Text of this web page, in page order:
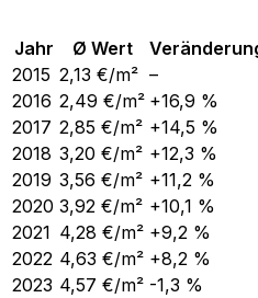
Jahr Ø Wert
2015 2,13 €/m² –
2016 2,49 €/m² +16,9 %
2017 2,85 €/m² +14,5 %
2018 3,20 €/m² +12,3 %
2019 3,56 €/m² +11,2 %
2020 3,92 €/m² +10,1 %
2021 4,28 €/m² +9,2 %
2022 4,63 €/m² +8,2 %
2023 4,57 €/m² -1,3 %